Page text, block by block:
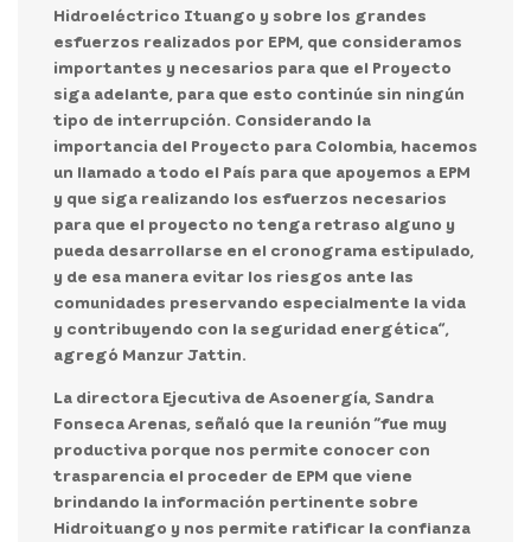
Hidroeléctrico Ituango y sobre los grandes
esfuerzos realizados por EPM, que consideramos
importantes y necesarios para que el Proyecto
siga adelante, para que esto continúe sin ningún
tipo de interrupción. Considerando la
importancia del Proyecto para Colombia, hacemos
un llamado a todo el País para que apoyemos a EPM
y que siga realizando los esfuerzos necesarios
para que el proyecto no tenga retraso alguno y
pueda desarrollarse en el cronograma estipulado,
y de esa manera evitar los riesgos ante las
comunidades preservando especialmente la vida
y contribuyendo con la seguridad energética”,
agregó Manzur Jattin.
La directora Ejecutiva de Asoenergía, Sandra
Fonseca Arenas, señaló que la reunión “fue muy
productiva porque nos permite conocer con
trasparencia el proceder de EPM que viene
brindando la información pertinente sobre
Hidroituango y nos permite ratificar la confianza